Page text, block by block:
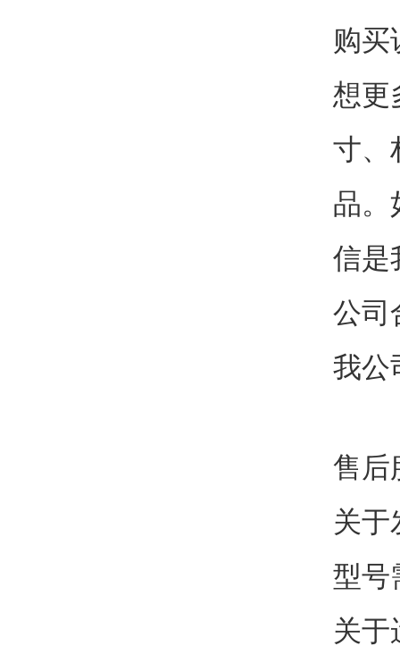
购买
想更
寸、
品。
信是
公司
我公
售后
关于
型号
关于